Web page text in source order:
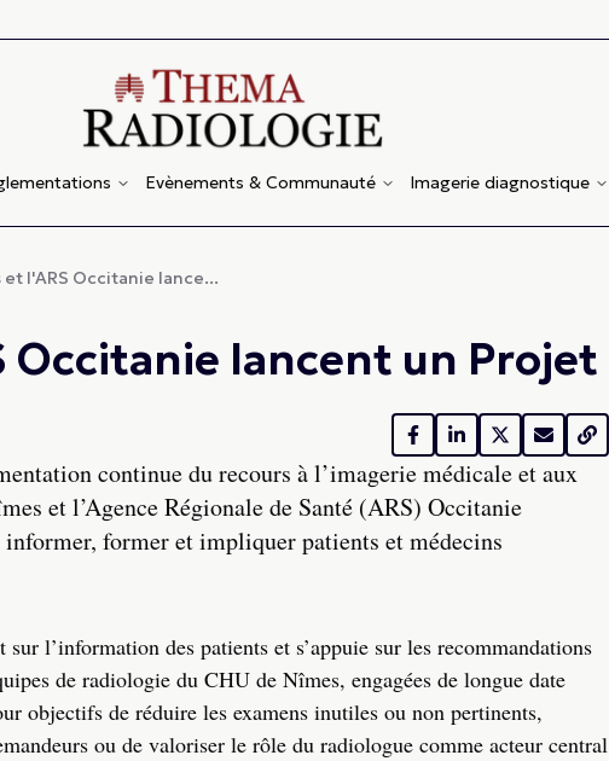
Evènements & Communauté Imagerie diagnostique
et l'ARS Occitanie lance...
Occitanie lancent un Projet
continue du recours à l’imagerie médicale et aux
et l’Agence Régionale de Santé (ARS) Occitanie
former et impliquer patients et médecins
l’information des patients et s’appuie sur les recommandations
de radiologie du CHU de Nîmes, engagées de longue date
objectifs de réduire les examens inutiles ou non pertinents,
ou de valoriser le rôle du radiologue comme acteur central